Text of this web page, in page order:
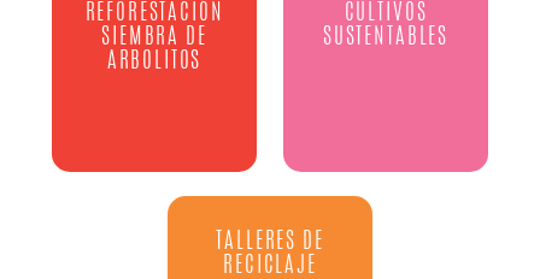
REFORESTACIÓN
SIEMBRA DE
ARBOLITOS
CULTIVOS
SUSTENTABLES
TALLERES DE
RECICLAJE